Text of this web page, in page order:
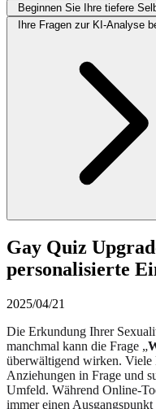
Beginnen Sie Ihre tiefere
Ihre Fragen zur KI-Analyse
Gay Quiz
personalisierte
2025/04/21
Die Erkundung Ihrer
manchmal kann die Frage „
überwältigend wirken. Viele
Anziehungen in Frage und
Umfeld. Während Online-
immer einen